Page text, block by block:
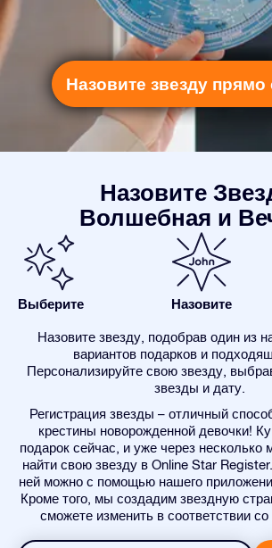
Назовите звезду прямо
Назовите
Волшебная и
Выберите Назовите
Назовите звезду, подобрав один из
вариантов подарков и
Персонализируйте свою звезду,
звезды и дату.
Регистрация звезды – отличный
крестины новорожденной девочки!
подарок сейчас, и уже через
найти свою звезду в Online Star
ней можно с помощью нашего
Кроме того, мы создадим звездную
сможете изменить в соответствии